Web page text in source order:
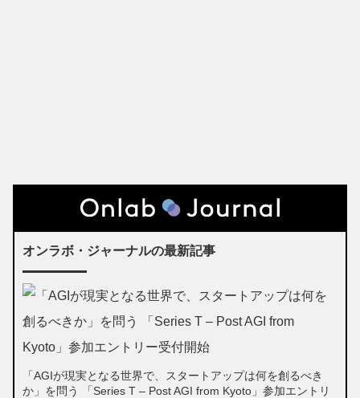
オンラボ・ジャーナルの最新記事
「AGIが現実となる世界で、スタートアップは何を創るべき
か」を問う 「Series T – Post AGI from Kyoto」参加エントリ